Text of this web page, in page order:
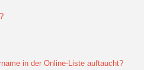
in der Online-Liste auftaucht?